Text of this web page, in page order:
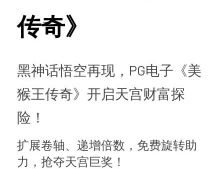
传奇》
黑神话悟空再现，PG电子《美
猴王传奇》开启天宫财富探
险！
扩展卷轴、递增倍数，免费旋转助
力，抢夺天宫巨奖！